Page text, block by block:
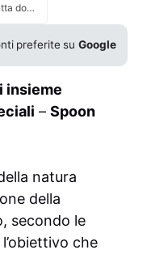
Spoon river debutta domenica 12 marzo in esclusiva allo Spazio Teatro No’hma
preferite suGoogle
insieme
– Spoon
natura
della
secondo le
che